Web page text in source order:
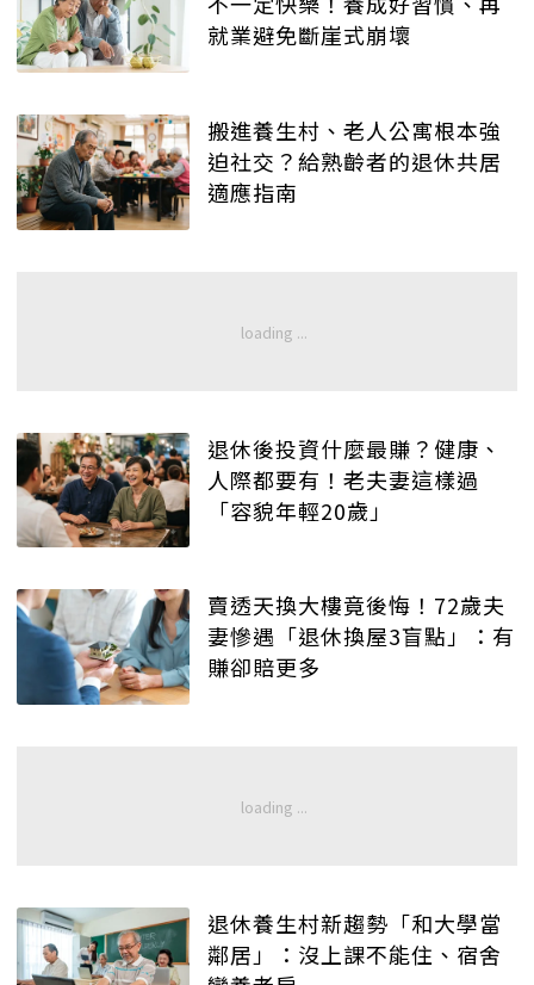
就業避免斷崖式崩壞
搬進養生村、老人公寓根本強
迫社交？給熟齡者的退休共居
適應指南
退休後投資什麼最賺？健康、
人際都要有！老夫妻這樣過
「容貌年輕20歲」
賣透天換大樓竟後悔！72歲夫
妻慘遇「退休換屋3盲點」：有
賺卻賠更多
退休養生村新趨勢「和大學當
鄰居」：沒上課不能住、宿舍